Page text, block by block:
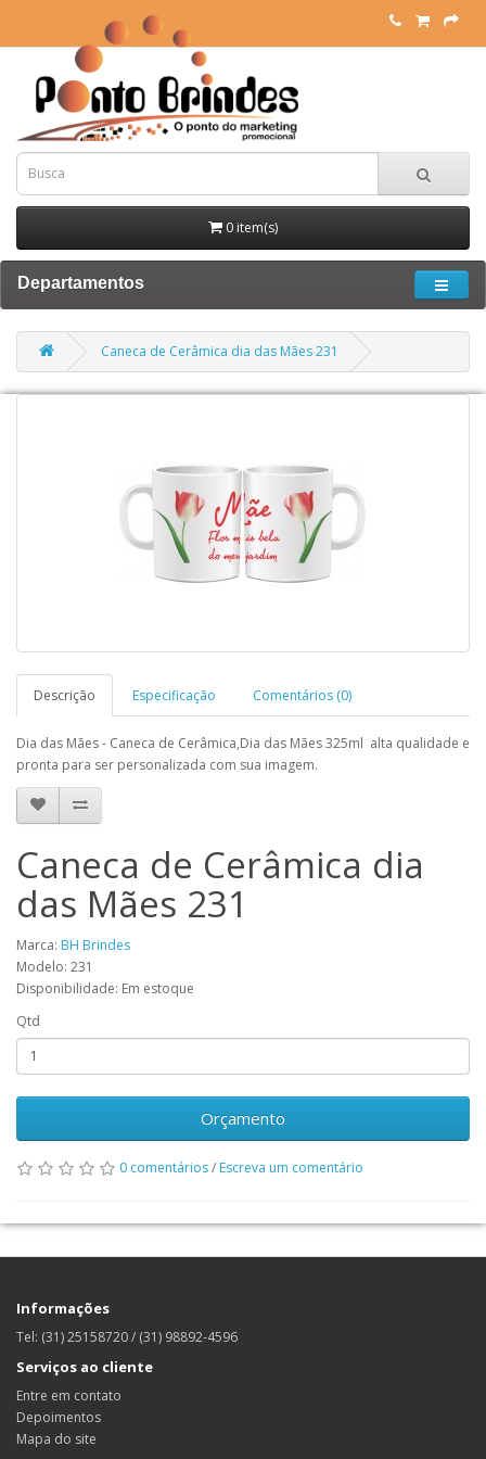
0 item(s)
Departamentos
Caneca de Cerâmica dia das Mães 231
Descrição Especificação Comentários (0)
Dia das Mães - Caneca de Cerâmica,Dia das Mães 325ml alta qualidade e
pronta para ser personalizada com sua imagem.
Caneca de Cerâmica dia
das Mães 231
Marca: BH Brindes
Modelo: 231
Disponibilidade: Em estoque
Qtd
Orçamento
0 comentários/ Escreva um comentário
Informações
Tel: (31) 25158720 / (31) 98892-4596
Serviços ao cliente
Entre em contato
Depoimentos
Mapa do site